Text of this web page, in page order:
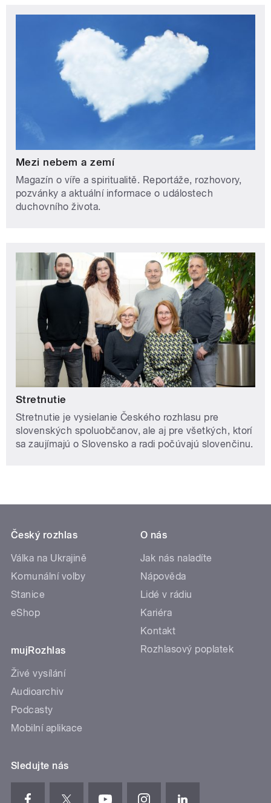
Mezi nebem a zemí
Magazín o víře a spiritualitě. Reportáže, rozhovory,
pozvánky a aktuální informace o událostech
duchovního života.
Stretnutie
Stretnutie je vysielanie Českého rozhlasu pre
slovenských spoluobčanov, ale aj pre všetkých, ktorí
sa zaujímajú o Slovensko a radi počúvajú slovenčinu.
Český rozhlas
Válka na Ukrajině
Komunální volby
Stanice
eShop
mujRozhlas
Živé vysílání
Audioarchiv
Podcasty
Mobilní aplikace
O nás
Jak nás naladíte
Nápověda
Lidé v rádiu
Kariéra
Kontakt
Rozhlasový poplatek
Sledujte nás